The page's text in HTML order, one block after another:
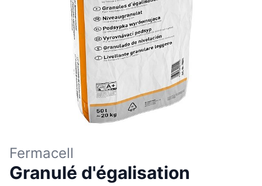
Fermacell
Granulé d'égalisation